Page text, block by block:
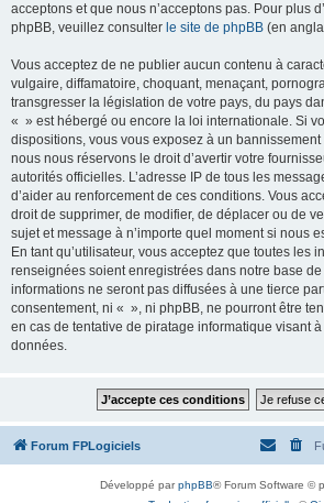
acceptons et que nous n’acceptons pas. Pour plus
phpBB, veuillez consulter le site de phpBB (en
Vous acceptez de ne publier aucun contenu à
vulgaire, diffamatoire, choquant, menaçant,
transgresser la législation de votre pays, du pays
« » est hébergé ou encore la loi internationale. Si
dispositions, vous vous exposez à un
nous nous réservons le droit d’avertir votre
autorités officielles. L’adresse IP de tous les
d’aider au renforcement de ces conditions. Vous
droit de supprimer, de modifier, de déplacer ou de
sujet et message à n’importe quel moment si nous
En tant qu’utilisateur, vous acceptez que toutes les
renseignées soient enregistrées dans notre base
informations ne seront pas diffusées à une tierce
consentement, ni « », ni phpBB, ne pourront être
en cas de tentative de piratage informatique visant
données.
Forum FPLogiciels
Développé parphpBB® Forum Software ©